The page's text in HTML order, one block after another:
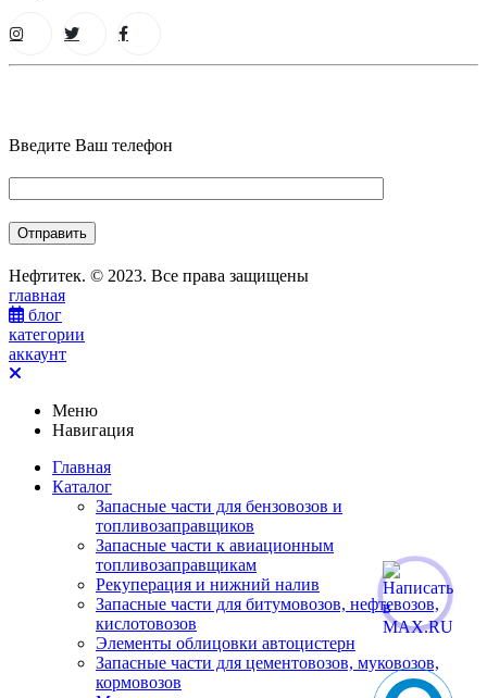
Введите Ваш телефон
Нефтитек. © 2023. Все права защищены
главная
блог
категории
аккаунт
Меню
Навигация
Главная
Каталог
Запасные части для бензовозов и
топливозаправщиков
Запасные части к авиационным
топливозаправщикам
Рекуперация и нижний налив
Запасные части для битумовозов, нефтевозов,
кислотовозов
Элементы облицовки автоцистерн
Запасные части для цементовозов, муковозов,
кормовозов